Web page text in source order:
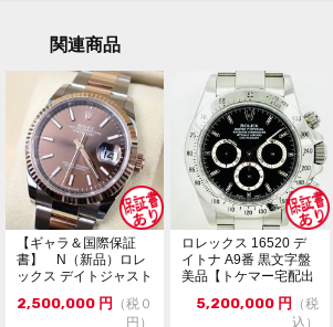
ンダム番シリアル・鏡面クラスプ
な擦れキズが僅かにありますが使用感のほとんど感
れない大変キレイな状態です。
スにキズやカケはありません。
金払い（銀行振込）のみ受付可能。
信販売限定商品の為、実物確認や店舗へのお取寄せ
来かねます。
格交渉やお問合せは『出品者へ質問する』タブより
い致します。
格交渉の際は必ずご希望金額をご提示ください。金
ご提示のない質問には返答致しません。
用出品・取置は出来かねます。先着順にてご注文を
関連商品
【ギャラ＆国際保証
書】 N（新品）ロレ
ックス デイトジャスト
126231 36m...
2,500,000 円
（税０
円）
ロレックス 16520 デ
イトナ A9番 黒文字盤
美品【トケマー宅配出
5,200,000 円
（税
込）